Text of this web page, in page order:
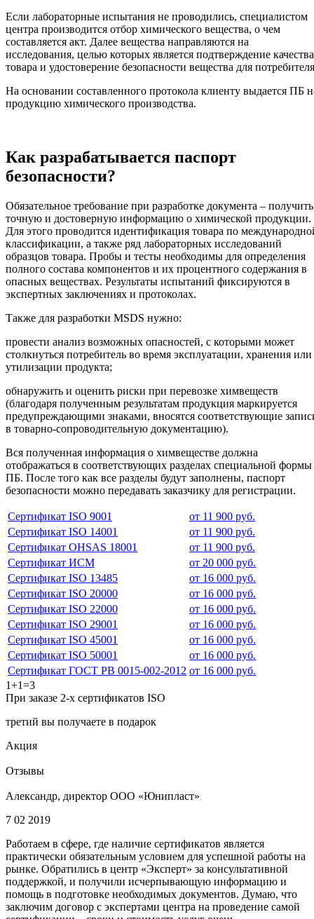
Если лабораторные испытания не проводились, специалистом
центра производится отбор химического вещества, о чем
составляется акт. Далее вещества направляются на
исследования, целью которых является подтверждение качества
товара и удостоверение безопасности вещества для
На основании составленного протокола клиенту выдается ПБ
продукцию химического производства.
Как разрабатывается паспорт
безопасности?
Обязательное требование при разработке документа – получить
точную и достоверную информацию о химической продукции.
Для этого проводится идентификация товара по
классификации, а также ряд лабораторных исследований
образцов товара. Пробы и тесты необходимы для определения
полного состава компонентов и их процентного содержания в
опасных веществах. Результаты испытаний фиксируются в
экспертных заключениях и протоколах.
Также для разработки MSDS нужно:
провести анализ возможных опасностей, с которыми может
столкнуться потребитель во время эксплуатации, хранения или
утилизации продукта;
обнаружить и оценить риски при перевозке химвеществ
(благодаря полученным результатам продукция маркируется
предупреждающими знаками, вносятся соответствующие
в товарно-сопроводительную документацию).
Вся полученная информация о химвеществе должна
отображаться в соответствующих разделах специальной формы
ПБ. После того как все разделы будут заполнены, паспорт
безопасности можно передавать заказчику для регистрации.
Сертификат ISO 9001
от 11 900 руб.
Сертификат ISO 14001
от 11 900 руб.
Сертификат OHSAS 18001
от 11 900 руб.
Сертификат ИСМ
от 20 000 руб.
Сертификат ISO 13485
от 16 000 руб.
Сертификат ISO 20000
от 16 000 руб.
Сертификат ISO 22000
от 16 000 руб.
Сертификат ISO 29001
от 16 000 руб.
Сертификат ISO 45001
от 16 000 руб.
Сертификат ISO 50001
от 16 000 руб.
Сертификат ГОСТ РВ 0015-002-2012 от 16 000 руб.
1+1=3
При заказе 2-х сертификатов ISO
третий вы получаете в подарок
Акция
Отзывы
Александр, директор ООО «Юнипласт»
7 02 2019
Работаем в сфере, где наличие сертификатов является
практически обязательным условием для успешной работы на
рынке. Обратились в центр «Эксперт» за консультативной
поддержкой, и получили исчерпывающую информацию и
помощь в подготовке необходимых документов. Думаю, что
заключим договор с экспертами центра на проведение самой